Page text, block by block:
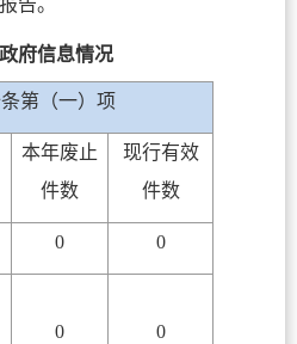
府信息情况
第（一）项
本年废止
件数
现行有效
件数
0 0
0 0